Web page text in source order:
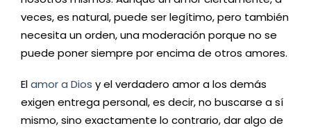
veces, es natural, puede ser legítimo, pero también
necesita un orden, una moderación porque no se
puede poner siempre por encima de otros amores.
Elamor a Dios y el verdadero amor a los demás
exigen entrega personal, es decir, no buscarse a sí
mismo, sino exactamente lo contrario, dar algo de